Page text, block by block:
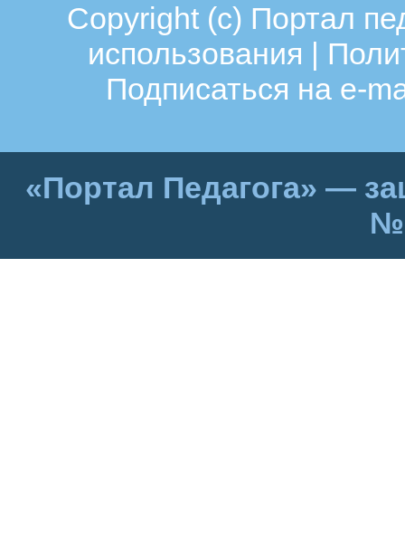
Copyright (c) Портал
использования |
Подписаться на e-
«Портал Педагога» —